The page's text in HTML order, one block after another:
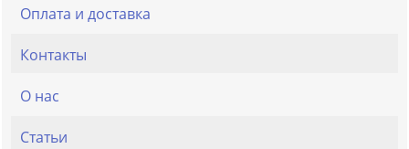
Оплата и доставка
Контакты
О нас
Статьи